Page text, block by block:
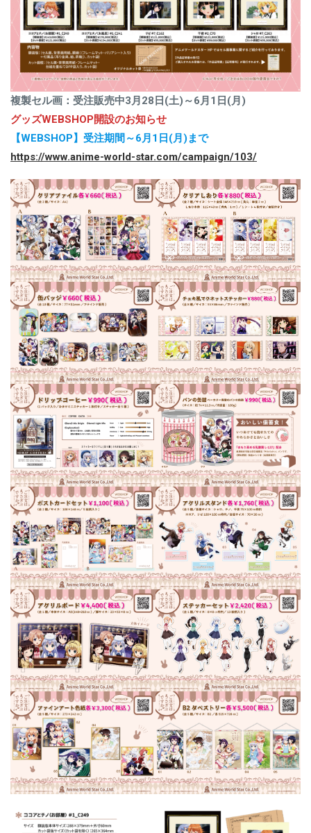
複製セル画：受注販売中3月28日(土)～6月1日(月)
グッズWEBSHOP開設のお知らせ
【WEBSHOP】受注期間～6月1日(月)まで
https://www.anime-world-star.com/campaign/103/